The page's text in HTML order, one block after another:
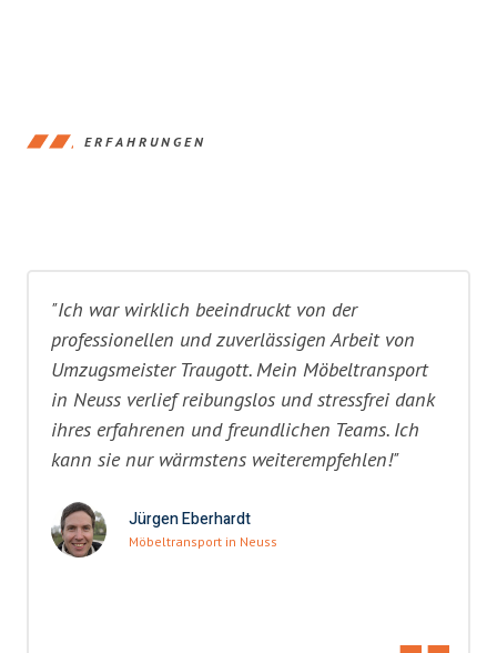
ERFAHRUNGEN
"Ich war wirklich beeindruckt von der
professionellen und zuverlässigen Arbeit von
Umzugsmeister Traugott. Mein Möbeltransport
in Neuss verlief reibungslos und stressfrei dank
ihres erfahrenen und freundlichen Teams. Ich
kann sie nur wärmstens weiterempfehlen!"
Jürgen Eberhardt
Möbeltransport in Neuss